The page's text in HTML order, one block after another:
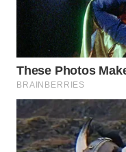
WN
CIREBON
WN
INDRAMAYU
WN
KUNINGAN